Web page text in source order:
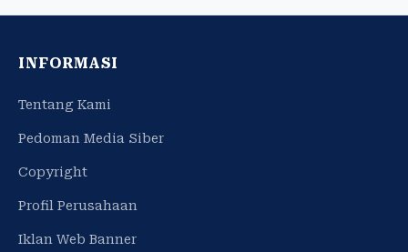
INFORMASI
Tentang Kami
Pedoman Media Siber
Copyright
Profil Perusahaan
Iklan Web Banner